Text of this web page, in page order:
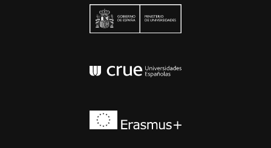
Conferencia de